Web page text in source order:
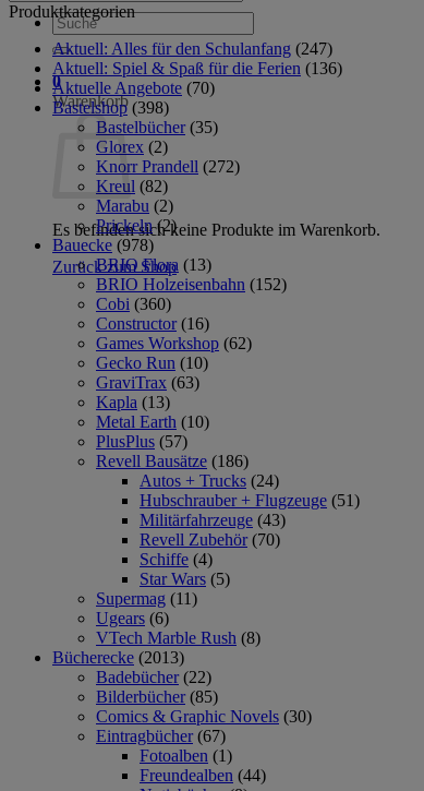
Suche
nach:
0
Warenkorb
Es befinden sich keine Produkte im Warenkorb.
Zurück zum Shop
Produktkategorien
Aktuell: Alles für den Schulanfang (247)
Aktuell: Spiel & Spaß für die Ferien (136)
Aktuelle Angebote (70)
Bastelshop (398)
Bastelbücher (35)
Glorex (2)
Knorr Prandell (272)
Kreul (82)
Marabu (2)
Prickeln (2)
Bauecke (978)
BRIO Flora (13)
BRIO Holzeisenbahn (152)
Cobi (360)
Constructor (16)
Games Workshop (62)
Gecko Run (10)
GraviTrax (63)
Kapla (13)
Metal Earth (10)
PlusPlus (57)
Revell Bausätze (186)
Autos + Trucks (24)
Hubschrauber + Flugzeuge (51)
Militärfahrzeuge (43)
Revell Zubehör (70)
Schiffe (4)
Star Wars (5)
Supermag (11)
Ugears (6)
VTech Marble Rush (8)
Bücherecke (2013)
Badebücher (22)
Bilderbücher (85)
Comics & Graphic Novels (30)
Eintragbücher (67)
Fotoalben (1)
Freundealben (44)